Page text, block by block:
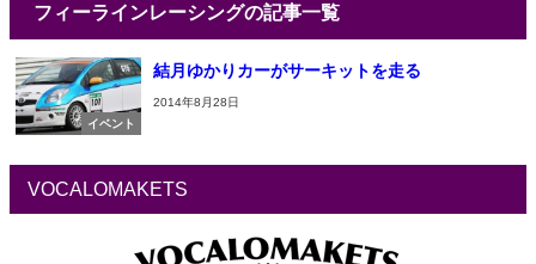
フィーラインレーシングの記事一覧
イベント
結月ゆかりカーがサーキットを走る
2014年8月28日
VOCALOMAKETS